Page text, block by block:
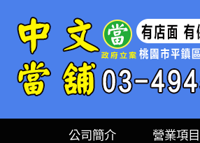
公司簡介 營業項目